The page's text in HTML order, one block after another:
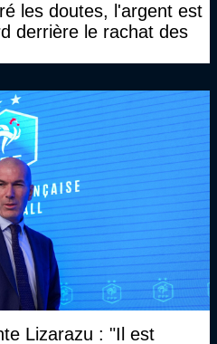
les doutes, l'argent est
derrière le rachat des
Lizarazu : "Il est